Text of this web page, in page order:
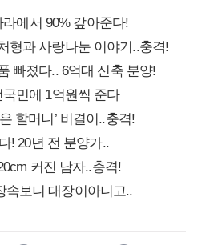
에서 90% 갚아준다!
형과 사랑나눈 이야기..충격!
빠졌다.. 6억대 신축 분양!
민에 1억원씩 준다
할머니’ 비결이..충격!
! 20년 전 분양가..
커진 남자..충격!
속보니 대장이아니고..